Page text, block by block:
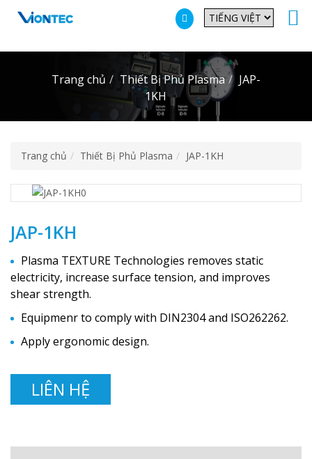
Additionally, paste this code immediately after the opening tag:
Trang chủ Thiết Bị Phủ Plasma
JAP-
1KH
Trang chủ Thiết Bị Phủ Plasma JAP-1KH
JAP-1KH
Plasma TEXTURE Technologies removes static
electricity, increase surface tension, and improves
shear strength.
Equipmenr to comply with DIN2304 and ISO262262.
Apply ergonomic design.
LIÊN HỆ